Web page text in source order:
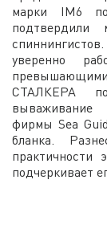
марки IM6
уверенно
СТАЛКЕРА
вываживание
фирмы Sea
бланка.
практичности
подчеркивает